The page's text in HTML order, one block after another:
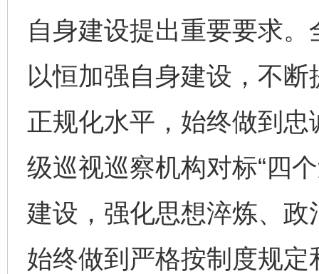
自身建设提出重要要求
以恒加强自身建设，不
正规化水平，始终做到
级巡视巡察机构对标“四
建设，强化思想淬炼、
始终做到严格按制度规